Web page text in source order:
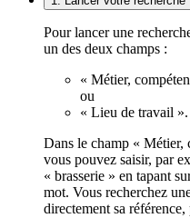
Pour lancer une
un des deux champs :
« Métier,
ou
« Lieu de travail ».
Dans le champ « Métier,
vous pouvez saisir, par
« brasserie » en tapant
mot. Vous recherchez
directement sa